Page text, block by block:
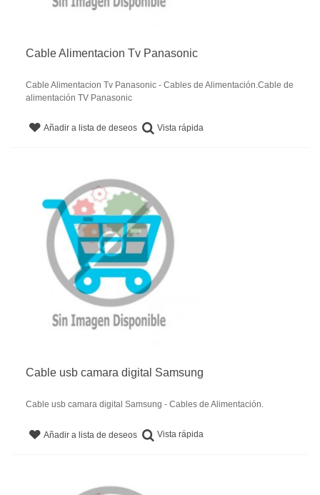
Cable Alimentacion Tv Panasonic
Cable Alimentacion Tv Panasonic - Cables de Alimentación.Cable de
alimentación TV Panasonic
Añadir a lista de deseos Vista rápida
Cable usb camara digital Samsung
Cable usb camara digital Samsung - Cables de Alimentación.
Añadir a lista de deseos Vista rápida